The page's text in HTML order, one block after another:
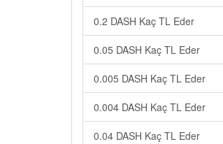
0.2 DASH Kaç TL Eder
0.05 DASH Kaç TL Eder
0.005 DASH Kaç TL Eder
0.004 DASH Kaç TL Eder
0.04 DASH Kaç TL Eder